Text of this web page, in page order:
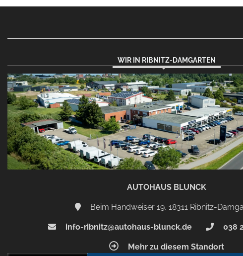
WIR IN RIBNITZ-DAMGARTEN
AUTOHAUS BLUNCK
Beim Handweiser 19, 18311 Ribnitz-
info-ribnitz@autohaus-blunck.de 038
Mehr zu diesem Standort